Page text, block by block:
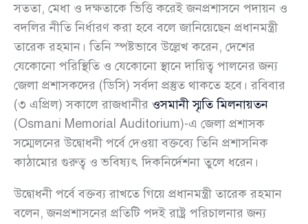
সততা, মেধা ও দক্ষতাকে ভিত্তি করেই জনপ্রশাসনে পদায়ন ও
বদলির নীতি নির্ধারণ করা হবে বলে জানিয়েছেন প্রধানমন্ত্রী
তারেক রহমান। তিনি স্পষ্টভাবে উল্লেখ করেন, দেশের
যেকোনো পরিস্থিতি ও যেকোনো স্থানে দায়িত্ব পালনের জন্য
জেলা প্রশাসকদের (ডিসি) সর্বদা প্রস্তুত থাকতে হবে। রবিবার
(৩ এপ্রিল) সকালে রাজধানীর ওসমানী স্মৃতি মিলনায়তন
(Osmani Memorial Auditorium)-এ জেলা প্রশাসক
সম্মেলনের উদ্বোধনী পর্বে দেওয়া বক্তব্যে তিনি প্রশাসনিক
কাঠামোর গুরুত্ব ও ভবিষ্যৎ দিকনির্দেশনা তুলে ধরেন।
উদ্বোধনী পর্বে বক্তব্য রাখতে গিয়ে প্রধানমন্ত্রী তারেক রহমান
বলেন, জনপ্রশাসনের প্রতিটি পদই রাষ্ট্র পরিচালনার জন্য